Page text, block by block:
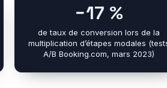
−17 %
de taux de conversion lors de la
multiplication d’étapes modales
A/B Booking.com, mars 2023)